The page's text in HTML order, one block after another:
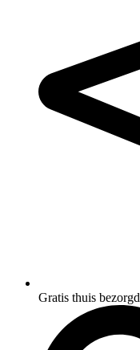
Gratis thuis bezorgd